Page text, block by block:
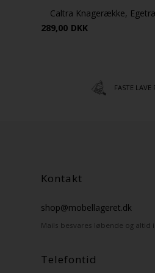
Caltra Knagerække,
289,00 DKK
FASTE LAVE
Kontakt
shop@mobellageret.dk
Mails besvares løbende og altid
Telefontid